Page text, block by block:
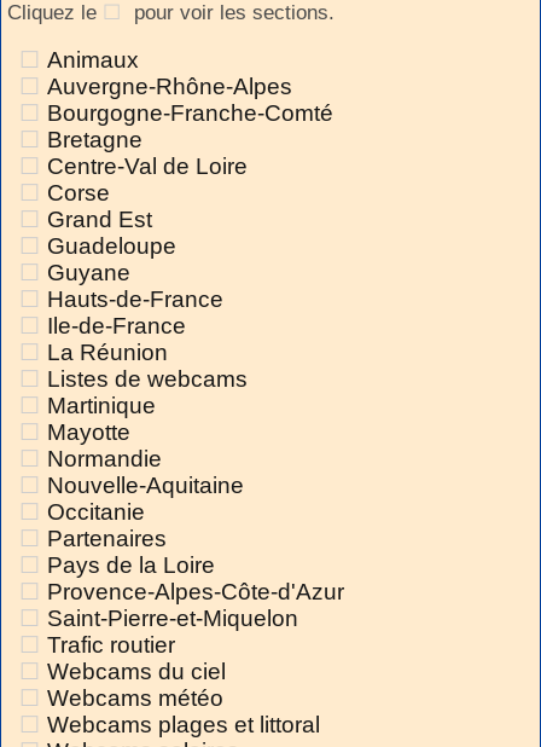
Cliquez le
pour voir les sections.
Animaux
Auvergne-Rhône-Alpes
Bourgogne-Franche-Comté
Bretagne
Centre-Val de Loire
Corse
Grand Est
Guadeloupe
Guyane
Hauts-de-France
Ile-de-France
La Réunion
Listes de webcams
Martinique
Mayotte
Normandie
Nouvelle-Aquitaine
Occitanie
Partenaires
Pays de la Loire
Provence-Alpes-Côte-d'Azur
Saint-Pierre-et-Miquelon
Trafic routier
Webcams du ciel
Webcams météo
Webcams plages et littoral